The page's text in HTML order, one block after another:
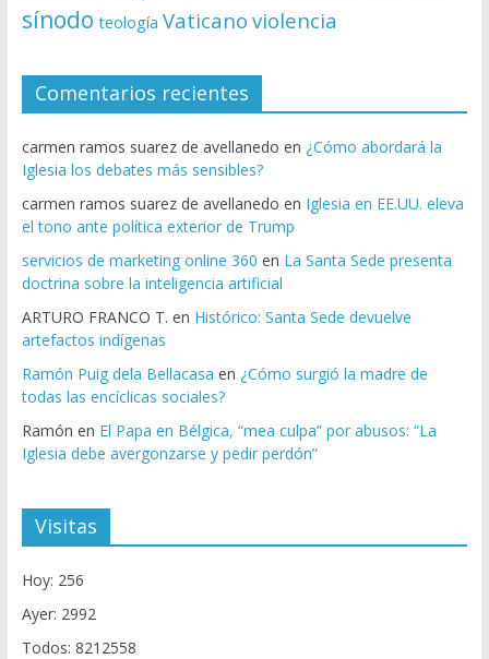
sínodo teología Vaticano violencia
Comentarios recientes
carmen ramos suarez de avellanedo en ¿Cómo abordará la
Iglesia los debates más sensibles?
carmen ramos suarez de avellanedo en Iglesia en EE.UU. eleva
el tono ante política exterior de Trump
servicios de marketing online 360 en La Santa Sede presenta
doctrina sobre la inteligencia artificial
ARTURO FRANCO T. en Histórico: Santa Sede devuelve
artefactos indígenas
Ramón Puig dela Bellacasa en ¿Cómo surgió la madre de
todas las encíclicas sociales?
Ramón en El Papa en Bélgica, “mea culpa” por abusos: “La
Iglesia debe avergonzarse y pedir perdón”
Visitas
Hoy: 256
Ayer: 2992
Todos: 8212558